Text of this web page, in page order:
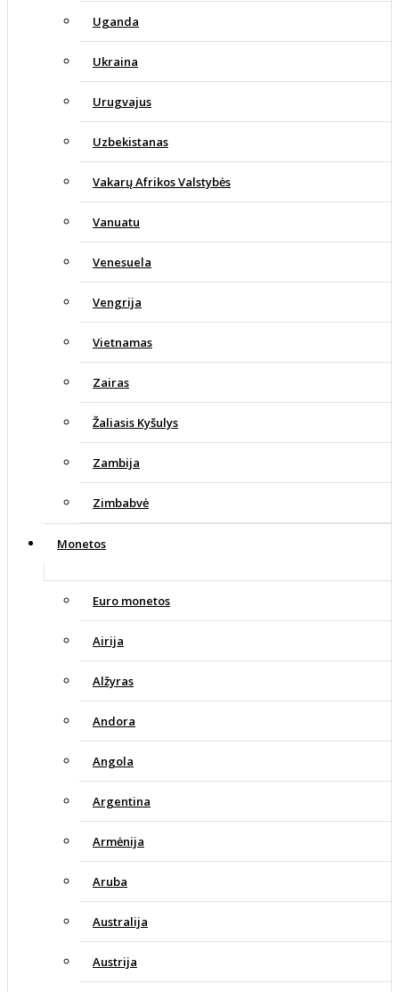
Uganda
Ukraina
Urugvajus
Uzbekistanas
Vakarų Afrikos Valstybės
Vanuatu
Venesuela
Vengrija
Vietnamas
Zairas
Žaliasis Kyšulys
Zambija
Zimbabvė
Monetos
Euro monetos
Airija
Alžyras
Andora
Angola
Argentina
Armėnija
Aruba
Australija
Austrija